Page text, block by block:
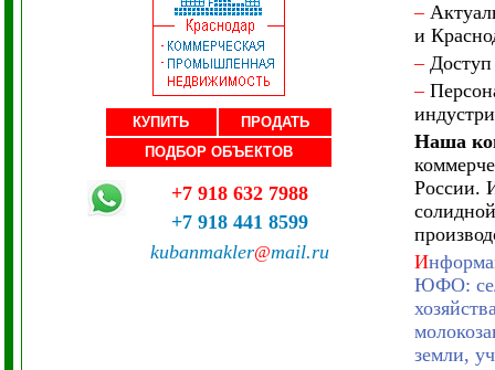
КУПИТЬ
ПРОДАТЬ
ПОДБОР ОБЪЕКТОВ
+7 918 632 7988
+7 918 441 8599
kubanmakler@mail.ru
–
и
–Доступ
–
Наша
России.
И
ЮФО:
земли,